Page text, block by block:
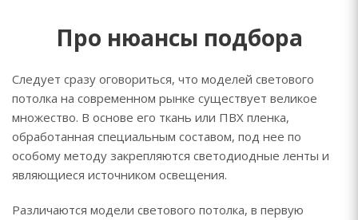
Про нюансы подбора
Следует сразу оговориться, что моделей светового
потолка на современном рынке существует великое
множество. В основе его ткань или ПВХ пленка,
обработанная специальным составом, под нее по
особому методу закрепляются светодиодные ленты и
являющиеся источником освещения.
Различаются модели светового потолка, в первую